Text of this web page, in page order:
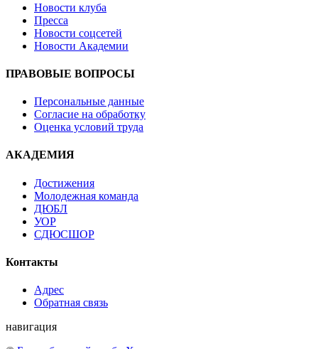
Новости клуба
Пресса
Новости соцсетей
Новости Академии
ПРАВОВЫЕ ВОПРОСЫ
Персональные данные
Согласие на обработку
Оценка условий труда
АКАДЕМИЯ
Достижения
Молодежная команда
ДЮБЛ
УОР
СДЮСШОР
Контакты
Адрес
Обратная связь
навигация